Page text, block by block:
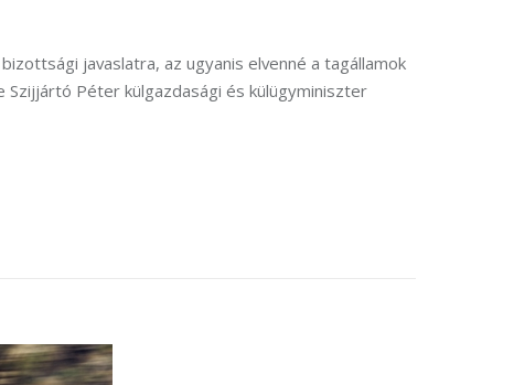
javaslatra, az ugyanis elvenné a tagállamok
Péter külgazdasági és külügyminiszter